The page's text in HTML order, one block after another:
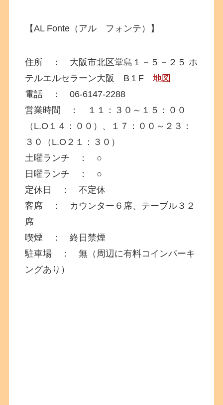
【AL Fonte（アル フォンテ）】
住所 ： 大阪市北区堂島１－５－２５ ホ
テルエルセラーン大阪 B１F地図
電話 ： 06-6147-2288
営業時間 ： １１：３０～１５：００
（L.O１４：００）、１７：００～２３：
３０（L.O２１：３０）
土曜ランチ ： ○
日曜ランチ ： ○
定休日 ： 不定休
客席 ： カウンター６席、テーブル３２
席
喫煙 ： 終日禁煙
駐車場 ： 無（周辺に有料コインパーキ
ングあり）